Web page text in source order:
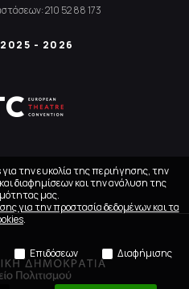
210 52 88 173
- 2026
για την ευκολία της περιήγησης, την
διαφημίσεων και την ανάλυση της
μας.
για την προστασία δεδομένων και τα
.
Επιδόσεων Διαφήμισης